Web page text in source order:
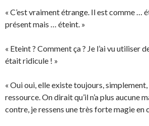
« C’est vraiment étrange. Il est comme …
présent mais … éteint. »
« Eteint ? Comment ça ? Je l’ai vu utiliser
était ridicule ! »
« Oui oui, elle existe toujours,
ressource. On dirait qu’il n’a plus aucune
contre, je ressens une très forte magie en